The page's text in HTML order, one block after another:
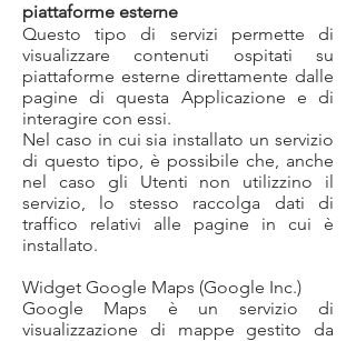
piattaforme esterne
Questo tipo di servizi permette di
visualizzare contenuti ospitati su
piattaforme esterne direttamente dalle
pagine di questa Applicazione e di
interagire con essi.
Nel caso in cui sia installato un servizio
di questo tipo, è possibile che, anche
nel caso gli Utenti non utilizzino il
servizio, lo stesso raccolga dati di
traffico relativi alle pagine in cui è
installato.
Widget Google Maps (Google Inc.)
Google Maps è un servizio di
visualizzazione di mappe gestito da